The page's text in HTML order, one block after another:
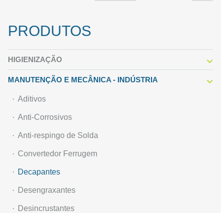
PRODUTOS
HIGIENIZAÇÃO
MANUTENÇÃO E MECÂNICA - INDÚSTRIA
Aditivos
Anti-Corrosivos
Anti-respingo de Solda
Convertedor Ferrugem
Decapantes
Desengraxantes
Desincrustantes